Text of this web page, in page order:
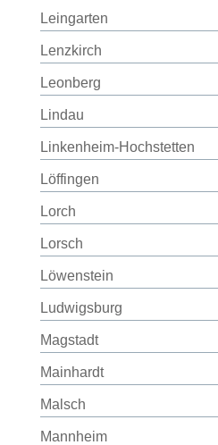
Leingarten
Lenzkirch
Leonberg
Lindau
Linkenheim-Hochstetten
Löffingen
Lorch
Lorsch
Löwenstein
Ludwigsburg
Magstadt
Mainhardt
Malsch
Mannheim